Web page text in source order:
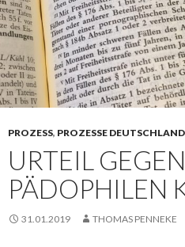
PROZESS, PROZESSE DEUTSCHLAND
URTEIL GEGEN
PÄDOPHILEN
31.01.2019 THOMAS PENNEKE